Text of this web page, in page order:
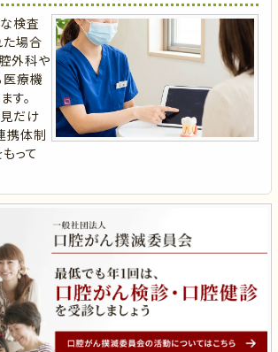
検査
場合
外科や
療機
す。
だけ
携体制
って